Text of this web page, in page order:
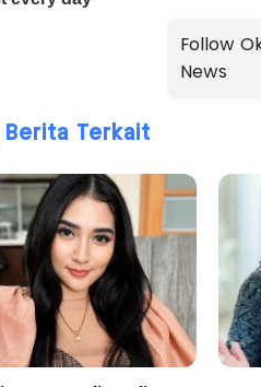
Follow
News
Berita Terkait